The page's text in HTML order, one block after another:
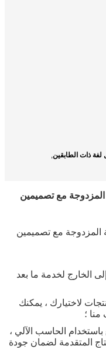
لفة ذات الطابقين,
المزدوجة مع تصميمين
المزدوجة مع تصميمين
الذهاب إلى الخارج لخدمة ما بعد
من المنتجات لاختيارك ، يمكنك
؛
باستخدام الحاسب الآلي ،
المتقدمة لضمان جودة